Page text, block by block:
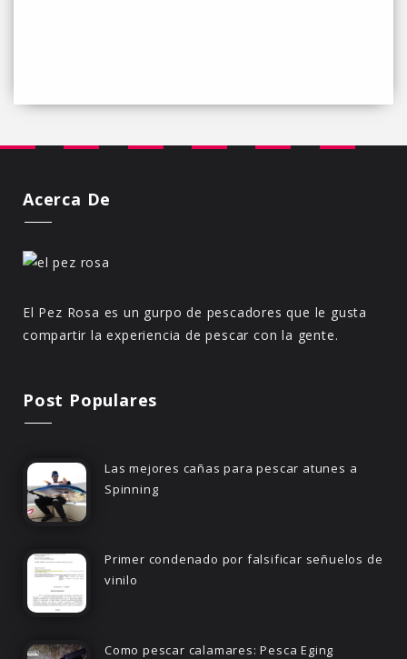
Acerca De
El Pez Rosa es un gurpo de pescadores que le gusta
compartir la experiencia de pescar con la gente.
Post Populares
Las mejores cañas para pescar atunes a
Spinning
Primer condenado por falsificar señuelos de
vinilo
Como pescar calamares: Pesca Eging